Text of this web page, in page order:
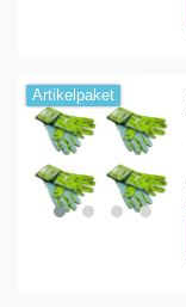
Artikelpaket